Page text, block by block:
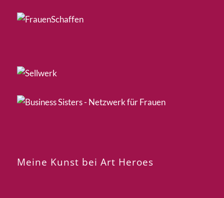
Meine Kunst bei Art Heroes